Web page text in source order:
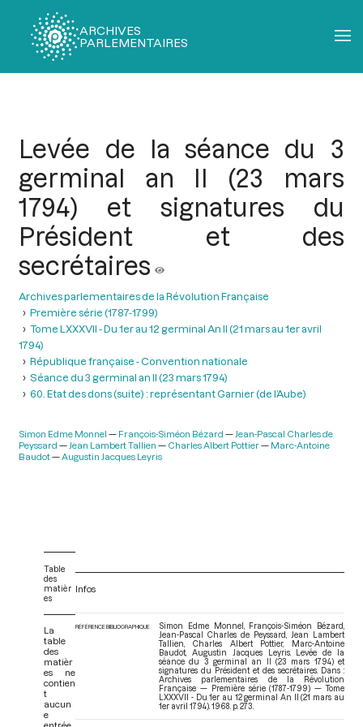
ARCHIVES
PARLEMENTAIRES
Levée de la séance du 3
germinal an II (23 mars
1794) et signatures du
Président et des
secrétaires
Archives parlementaires de la Révolution Française
Première série (1787-1799)
Tome LXXXVII - Du 1er au 12 germinal An II (21 mars au 1er avril
1794)
République française - Convention nationale
Séance du 3 germinal an II (23 mars 1794)
60. Etat des dons (suite) : représentant Garnier (de l’Aube)
Simon Edme Monnel François-Siméon Bézard
Jean-Pascal Charles de
Peyssard
Jean Lambert Tallien Charles Albert Pottier
Marc-Antoine
Baudot
Augustin Jacques Leyris
Table
des
matièr
es
La
table
des
matièr
es ne
contien
t
aucun
e
entrée.
Infos
RÉFÉRENCE BIBLIOGRAPHIQUE
Simon Edme Monnel, François-Siméon Bézard,
Jean-Pascal Charles de Peyssard, Jean Lambert
Tallien, Charles Albert Pottier, Marc-Antoine
Baudot, Augustin Jacques Leyris. Levée de la
séance du 3 germinal an II (23 mars 1794) et
signatures du Président et des secrétaires. Dans :
Archives parlementaires de la Révolution
Française — Première série (1787-1799) — Tome
LXXXVII - Du 1er au 12 germinal An II (21 mars au
1er avril 1794) . 1968. p. 273.